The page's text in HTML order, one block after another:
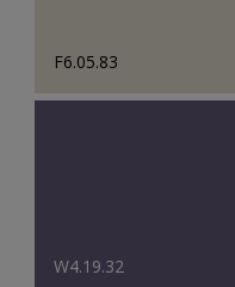
F6.05.83
W4.19.32